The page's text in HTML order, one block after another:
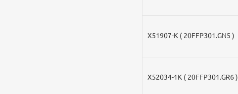
Х51907-К ( 20FFP301.GN5 )
Х52034-1К ( 20FFP301.GR6 )